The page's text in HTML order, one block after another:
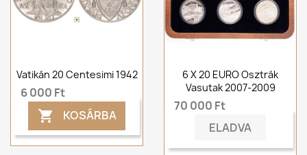
Vatikán 20 Centesimi 1942
6 000 Ft
 KOSÁRBA
6 X 20 EURO Osztrák
Vasutak 2007-2009
70 000 Ft
ELADVA